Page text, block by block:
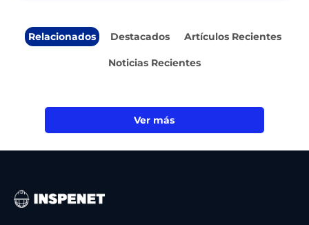
Relacionados Destacados Artículos Recientes
Noticias Recientes
Ver más